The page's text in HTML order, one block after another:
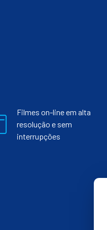
Filmes on-line em alta
resolução e sem
interrupções